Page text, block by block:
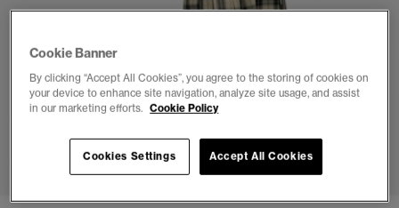
1 2 3 4 8
Cookie Banner
By clicking “Accept All Cookies”, you agree to the storing of cookies on
your device to enhance site navigation, analyze site usage, and assist
in our marketing efforts. Cookie Policy
Accept All Cookies
Cookies Settings